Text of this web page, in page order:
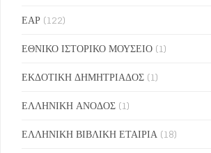
ΕΑΡ (122)
ΕΘΝΙΚΟ ΙΣΤΟΡΙΚΟ ΜΟΥΣΕΙΟ (1)
ΕΚΔΟΤΙΚΗ ΔΗΜΗΤΡΙΑΔΟΣ (1)
ΕΛΛΗΝΙΚΗ ΑΝΟΔΟΣ (1)
ΕΛΛΗΝΙΚΗ ΒΙΒΛΙΚΗ ΕΤΑΙΡΙΑ (18)